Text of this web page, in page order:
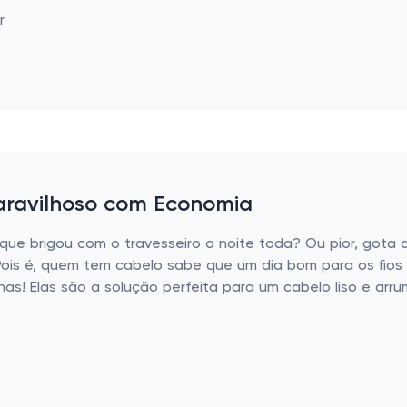
com Economia
brigou com o travesseiro a noite toda? Ou pior, gota
é, quem tem cabelo sabe que um dia bom para os
Elas são a solução perfeita para um cabelo liso e